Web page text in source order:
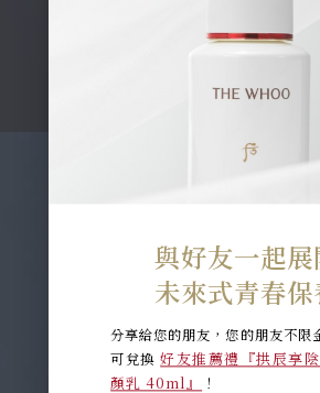
與好友一起展
未來式青春保
分享給您的朋友，您的朋友不限
可兌換好友推薦禮『拱辰享
顏乳 40ml』
！
Hot Products